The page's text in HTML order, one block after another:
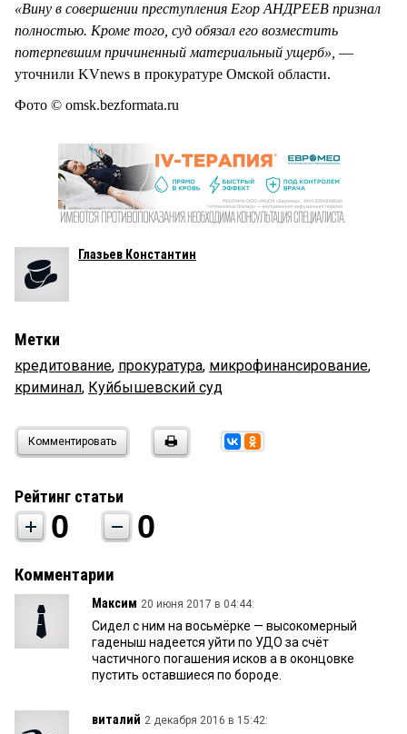
«Вину в совершении преступления Егор АНДРЕЕВ признал
полностью. Кроме того, суд обязал его возместить
потерпевшим причиненный материальный ущерб», —
уточнили KVnews в прокуратуре Омской области.
Фото © omsk.bezformata.ru
Глазьев Константин
Метки
кредитование, прокуратура, микрофинансирование,
криминал, Куйбышевский суд
Комментировать
Рейтинг статьи
0 0
Комментарии
Максим 20 июня 2017 в 04:44:
Сидел с ним на восьмёрке — высокомерный
гаденыш надеется уйти по УДО за счёт
частичного погашения исков а в оконцовке
пустить оставшиеся по бороде.
виталий 2 декабря 2016 в 15:42: